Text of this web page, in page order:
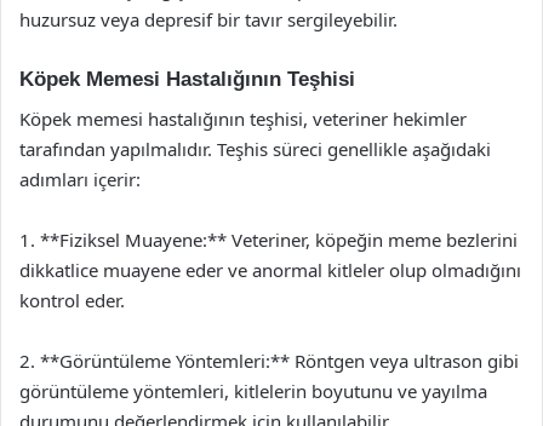
huzursuz veya depresif bir tavır sergileyebilir.
Köpek Memesi Hastalığının Teşhisi
Köpek memesi hastalığının teşhisi, veteriner hekimler
tarafından yapılmalıdır. Teşhis süreci genellikle aşağıdaki
adımları içerir:
1. **Fiziksel Muayene:** Veteriner, köpeğin meme bezlerini
dikkatlice muayene eder ve anormal kitleler olup olmadığını
kontrol eder.
2. **Görüntüleme Yöntemleri:** Röntgen veya ultrason gibi
görüntüleme yöntemleri, kitlelerin boyutunu ve yayılma
durumunu değerlendirmek için kullanılabilir.